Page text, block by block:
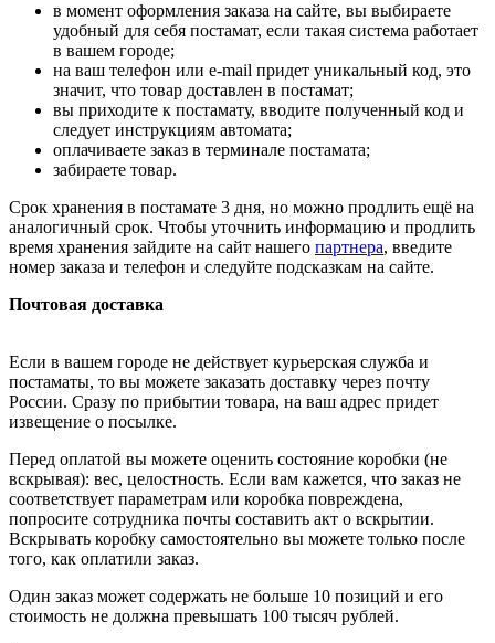
в момент оформления заказа на сайте, вы выбираете
удобный для себя постамат, если такая система работает
в вашем городе;
на ваш телефон или e-mail придет уникальный код, это
значит, что товар доставлен в постамат;
вы приходите к постамату, вводите полученный код и
следует инструкциям автомата;
оплачиваете заказ в терминале постамата;
забираете товар.
Срок хранения в постамате 3 дня, но можно продлить ещё на
аналогичный срок. Чтобы уточнить информацию и продлить
время хранения зайдите на сайт нашего партнера, введите
номер заказа и телефон и следуйте подсказкам на сайте.
Почтовая доставка
Если в вашем городе не действует курьерская служба и
постаматы, то вы можете заказать доставку через почту
России. Сразу по прибытии товара, на ваш адрес придет
извещение о посылке.
Перед оплатой вы можете оценить состояние коробки (не
вскрывая): вес, целостность. Если вам кажется, что заказ не
соответствует параметрам или коробка повреждена,
попросите сотрудника почты составить акт о вскрытии.
Вскрывать коробку самостоятельно вы можете только после
того, как оплатили заказ.
Один заказ может содержать не больше 10 позиций и его
стоимость не должна превышать 100 тысяч рублей.